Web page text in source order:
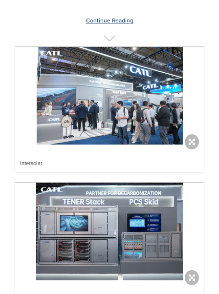
Continue Reading
intersolar